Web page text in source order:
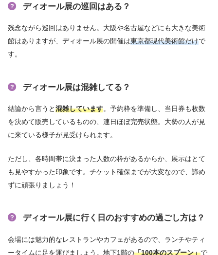
ディオール展の巡回はある？
残念ながら巡回はありません。大阪や名古屋などにも大きな美術
館はありますが、ディオール展の開催は東京都現代美術館だけで
す。
ディオール展は混雑してる？
結論から言うと混雑しています。予約枠を準備し、当日券も枚数
を決めて販売しているものの、連日ほぼ完売状態。大勢の人が見
に来ている様子が見受けられます。
ただし、各時間帯に決まった人数の枠があるからか、展示はとて
も見やすかった印象です。チケット確保までが大変なので、諦め
ずに頑張りましょう！
ディオール展に行く日のおすすめの過ごし方は？
会場には魅力的なレストランやカフェがあるので、ランチやティ
ータイムに足を運びましょう。地下1階の「100本のスプーン」で